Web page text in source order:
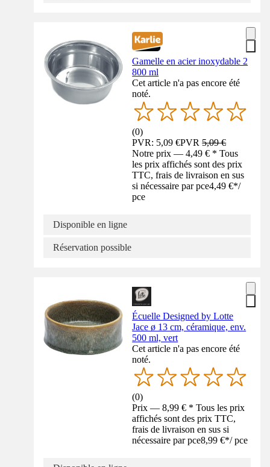
Gamelle en acier inoxydable 2
800 ml
Cet article n'a pas encore été
noté.
(0)
PVR: 5,09 €PVR5,09 €
Notre prix — 4,49 € * Tous
les prix affichés sont des prix
TTC, frais de livraison en sus
si nécessaire par pce4,49 €*/
pce
Disponible en ligne
Réservation possible
Écuelle Designed by Lotte
Jace ø 13 cm, céramique, env.
500 ml, vert
Cet article n'a pas encore été
noté.
(0)
Prix — 8,99 € * Tous les prix
affichés sont des prix TTC,
frais de livraison en sus si
nécessaire par pce8,99 €*/ pce